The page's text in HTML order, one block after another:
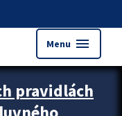
Menu menu
pravidlách